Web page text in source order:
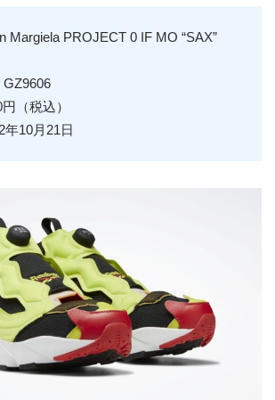
Margiela PROJECT 0 IF MO “SAX”
GZ9606
（税込）
10月21日